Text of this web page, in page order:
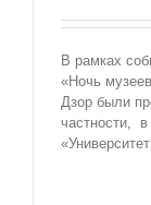
В рамках
«Ночь
Дзор были
частности, в